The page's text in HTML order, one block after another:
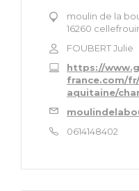
moulin de la
16260
FOUBERT Julie
https://
france.com/
aquitaine/
0614148402